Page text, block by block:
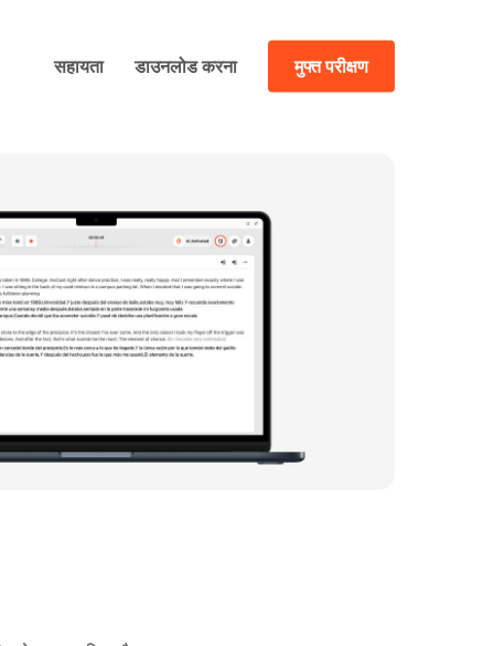
सहायता डाउनलोड करना मुफ्त परीक्षण